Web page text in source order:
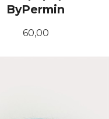
ByPermin
Pris
60,00